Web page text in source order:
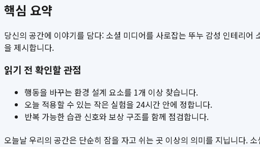
핵심 요약
당신의 공간에 이야기를 담다: 소셜 미디어를 사로잡는 뚜누 감성 인테리
을 제시합니다.
읽기 전 확인할 관점
행동을 바꾸는 환경 설계 요소를 1개 이상 찾습니다.
오늘 적용할 수 있는 작은 실험을 24시간 안에 정합니다.
반복 가능한 습관 신호와 보상 구조를 함께 점검합니다.
오늘날 우리의 공간은 단순히 잠을 자고 쉬는 곳 이상의 의미를 지닙니다.